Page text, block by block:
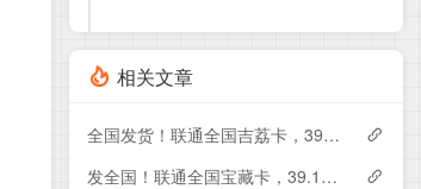
相关文章
全国发货！联通全国吉荔卡，39元月租包240G+50分钟
发全国！联通全国宝藏卡，39.1元月租包240G+200分钟